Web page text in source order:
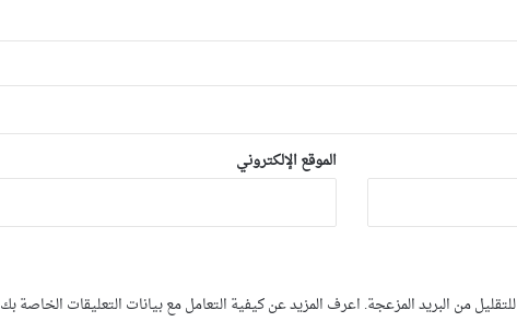
الموقع الإلكتروني
من البريد المزعجة. اعرف المزيد عن كيفية التعامل مع بيانات التعليقات الخاصة بك